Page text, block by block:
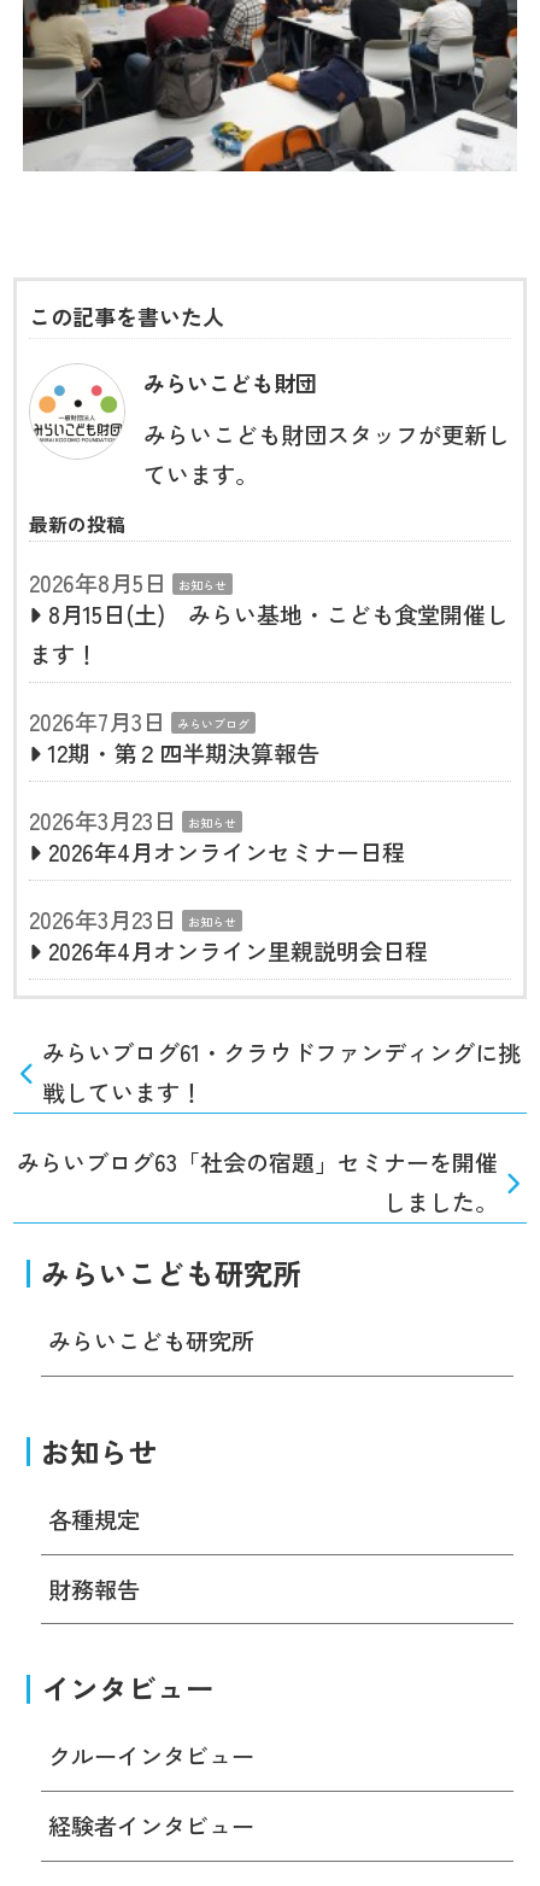
この記事を書いた人
みらいこども財団
みらいこども財団スタッフが更新し
ています。
最新の投稿
2026年8月5日 お知らせ
8月15日(土) みらい基地・こども食堂開催し
ます！
2026年7月3日
みらいブログ
12期・第２四半期決算報告
2026年3月23日
お知らせ
2026年4月オンラインセミナー日程
2026年3月23日
お知らせ
2026年4月オンライン里親説明会日程
みらいブログ61・クラウドファンディングに挑
戦しています！
みらいブログ63「社会の宿題」セミナーを開催
しました。
みらいこども研究所
みらいこども研究所
お知らせ
各種規定
財務報告
インタビュー
クルーインタビュー
経験者インタビュー